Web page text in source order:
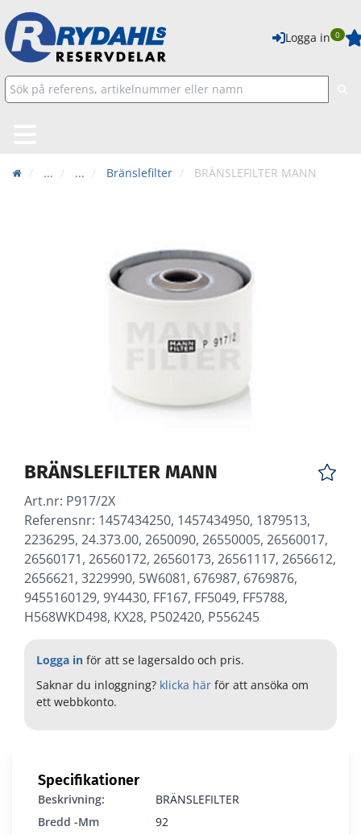
Logga in 0
... ... Bränslefilter BRÄNSLEFILTER MANN
BRÄNSLEFILTER MANN
Art.nr: P917/2X
Referensnr: 1457434250, 1457434950, 1879513,
2236295, 24.373.00, 2650090, 26550005, 26560017,
26560171, 26560172, 26560173, 26561117, 2656612,
2656621, 3229990, 5W6081, 676987, 6769876,
9455160129, 9Y4430, FF167, FF5049, FF5788,
H568WKD498, KX28, P502420, P556245
Logga in för att se lagersaldo och pris.
Saknar du inloggning? klicka här för att ansöka om
ett webbkonto.
Specifikationer
Beskrivning:
BRÄNSLEFILTER
Bredd -mm
92